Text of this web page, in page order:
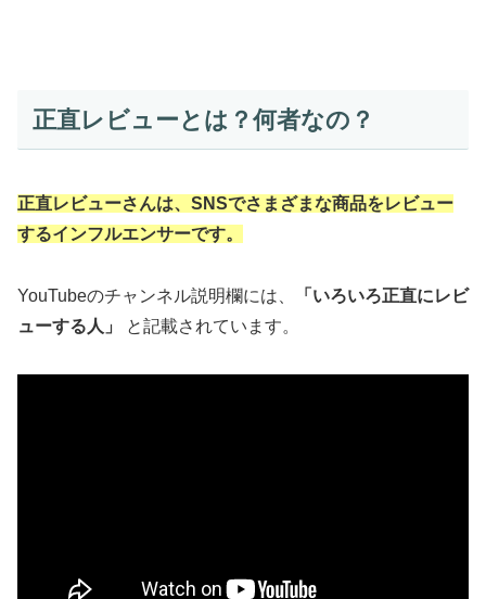
正直レビューとは？何者なの？
正直レビューさんは、SNSでさまざまな商品をレビュー
するインフルエンサーです。
YouTubeのチャンネル説明欄には、
「いろいろ正直にレビ
ューする人」
と記載されています。